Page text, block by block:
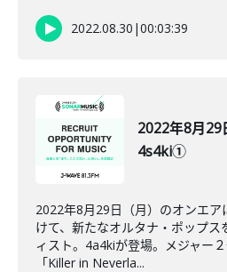
2022.08.30 |00:03:39
2022年8月29
4s4ki①
2022年8月29日（月）のオンエア
けて、新たなオルタナ・ポップス
ィスト。4a4kiが登場。メジャー
「Killer in Neverla...